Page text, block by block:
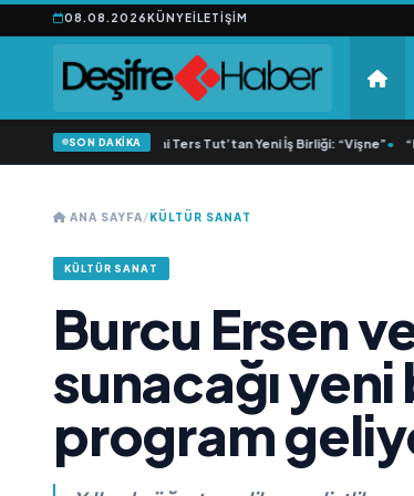
08.08.2026KÜNYEİLETIŞIM
SON DAKİKA
M Lisa ve Dolu Kadehi Ters Tut’tan Yeni İş Birliği: “Vişne”•
ANA SAYFA/KÜLTÜR SANAT
KÜLTÜR SANAT
Burcu Ersen
sunacağı
program